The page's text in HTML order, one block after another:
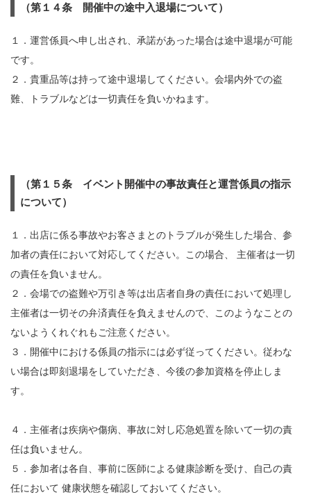
（第１４条 開催中の途中入退場について）
１．運営係員へ申し出され、承諾があった場合は途中退場が可能
です。
２．貴重品等は持って途中退場してください。会場内外での盗
難、トラブルなどは一切責任を負いかねます。
（第１５条 イベント開催中の事故責任と運営係員の指示
について）
１．出店に係る事故やお客さまとのトラブルが発生した場合、参
加者の責任において対応してください。この場合、 主催者は一切
の責任を負いません。
２．会場での盗難や万引き等は出店者自身の責任において処理し
主催者は一切その弁済責任を負えませんので、このようなことの
ないようくれぐれもご注意ください。
３．開催中における係員の指示には必ず従ってください。従わな
い場合は即刻退場をしていただき、今後の参加資格を停止しま
す。
４．主催者は疾病や傷病、事故に対し応急処置を除いて一切の責
任は負いません。
５．参加者は各自、事前に医師による健康診断を受け、自己の責
任において 健康状態を確認しておいてください。